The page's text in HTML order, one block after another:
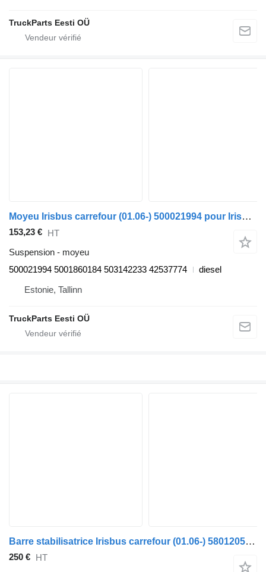
TruckParts Eesti OÜ
Moyeu Irisbus carrefour (01.06-) 500021994 pour Irisbus Arway, Crossway, Crealis, Magelys, Proway, Daily Tourys (2006-)
153,23 € HT
Suspension - moyeu
500021994 5001860184 503142233 42537774
diesel
Estonie, Tallinn
TruckParts Eesti OÜ
Barre stabilisatrice Irisbus carrefour (01.06-) 5801205068 pour Irisbus Arway, Crossway, Crealis, Magelys, Proway, Daily Tourys (2006-)
250 € HT